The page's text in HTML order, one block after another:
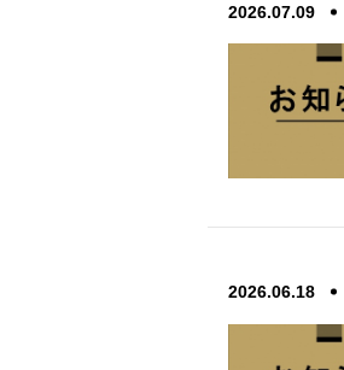
2026.07.09
2026.06.18